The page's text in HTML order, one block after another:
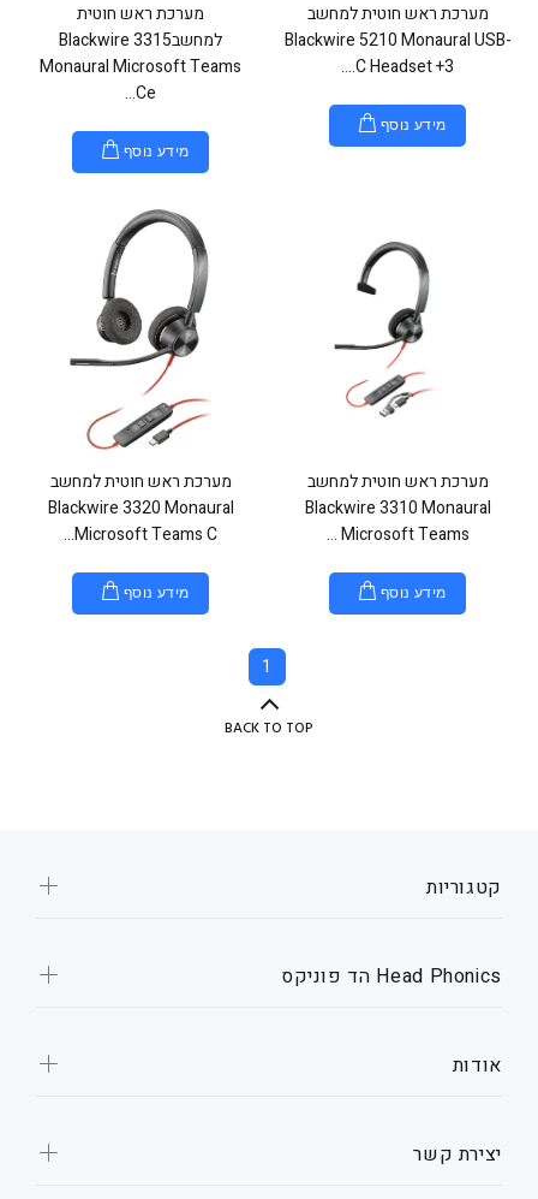
מערכת ראש חוטית למחשב
Blackwire 5210 Monaural USB-
C Headset +3....
מידע נוסף
מערכת ראש חוטית
למחשבBlackwire 3315
Monaural Microsoft Teams
Ce...
מידע נוסף
מערכת ראש חוטית למחשב
Blackwire 3310 Monaural
Microsoft Teams ...
מידע נוסף
מערכת ראש חוטית למחשב
Blackwire 3320 Monaural
Microsoft Teams C...
מידע נוסף
1
BACK TO TOP
קטגוריות
Head Phonics הד פוניקס
אודות
יצירת קשר